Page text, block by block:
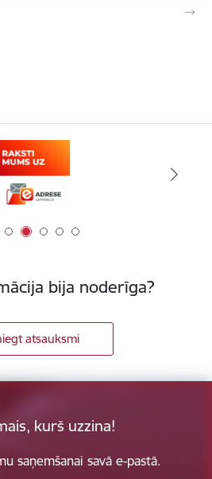
bija noderīga?
atsauksmi
kurš uzzina!
saņemšanai savā e-pastā.